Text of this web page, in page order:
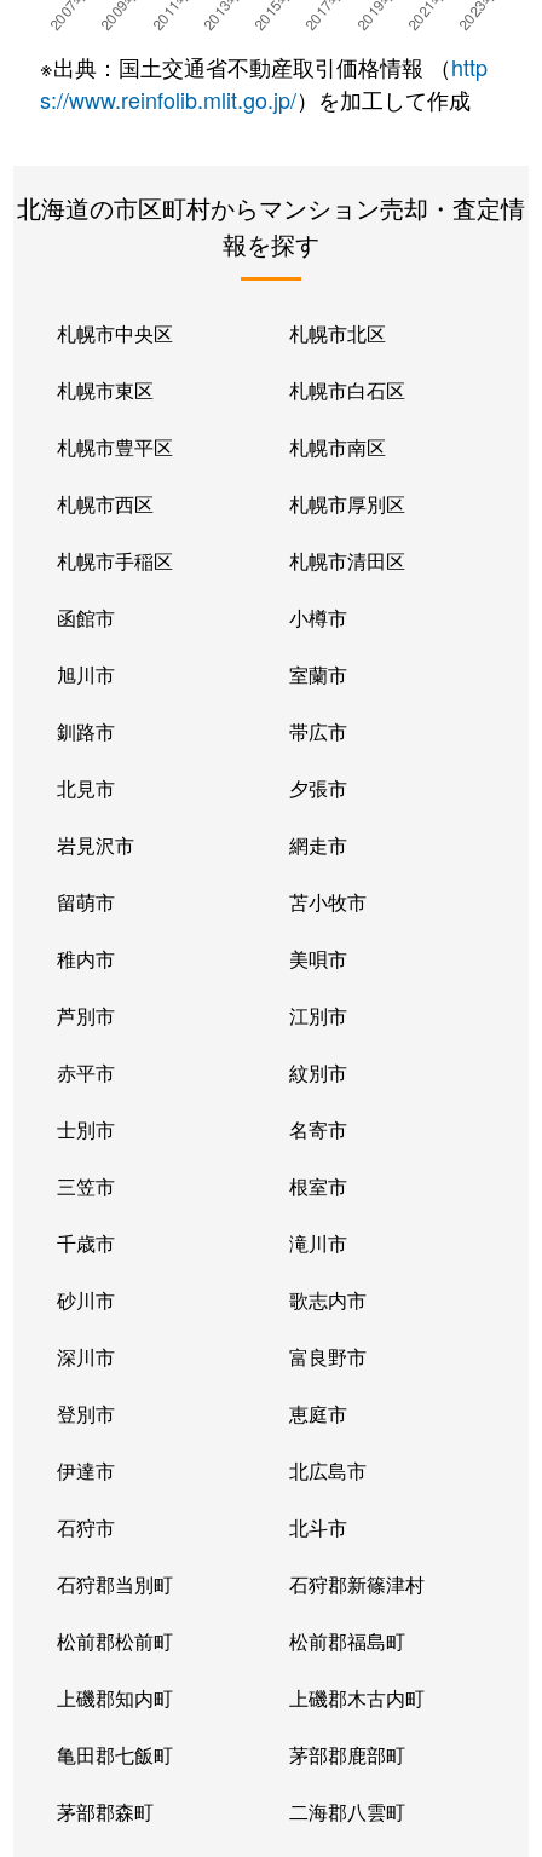
湯川町 780万円 湯の川温泉
徒歩4
湯浜町
450万円 函館アリーナ前
徒歩15
若松町
630万円 函館駅前 徒歩6
※出典：国土交通省不動産取引価格情報 （http
s://www.reinfolib.mlit.go.jp/）を加工して作成
北海道の市区町村からマンション売却・査定情
報を探す
札幌市中央区 札幌市北区
札幌市東区 札幌市白石区
札幌市豊平区 札幌市南区
札幌市西区 札幌市厚別区
札幌市手稲区 札幌市清田区
函館市 小樽市
旭川市 室蘭市
釧路市 帯広市
北見市 夕張市
岩見沢市 網走市
留萌市 苫小牧市
稚内市 美唄市
芦別市 江別市
赤平市 紋別市
士別市 名寄市
三笠市 根室市
千歳市 滝川市
砂川市 歌志内市
深川市 富良野市
登別市 恵庭市
伊達市 北広島市
石狩市 北斗市
石狩郡当別町 石狩郡新篠津村
松前郡松前町 松前郡福島町
上磯郡知内町 上磯郡木古内町
亀田郡七飯町 茅部郡鹿部町
茅部郡森町 二海郡八雲町